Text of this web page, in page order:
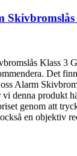
Klass 3
Det
Alarm
denna produkt
genom att
en objektiv